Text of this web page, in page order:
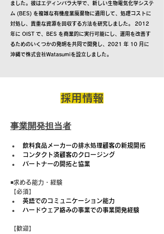
ました。彼はエディンバラ大学で、新しい生物電気化学システ
ム (BES) を複雑な有機産業廃棄物に適用して、処理コストに
対処し、貴重な資源を回収する方法を研究しました。 2012
年に OIST で、BES を商業的に実行可能にし、運用を改善す
るためのいくつかの発明を共同で開発し、2021 年 10 月に
沖縄で株式会社Watasumiを設立しました。
​採用情報
事業開発担当者
飲料食品メーカーの排水処理顧客の新規開拓
コンタクト済顧客のクロージング
パートナーの開拓と協業
◾️求める能力・経験
【必須】
英語でのコミュニケーション能力
ハードウェア絡みの事業での事業開発経験
【歓迎】